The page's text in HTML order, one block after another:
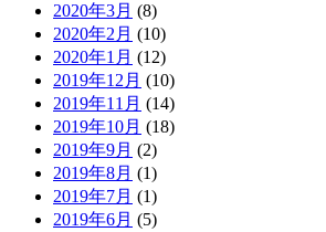
2020年3月 (8)
2020年2月 (10)
2020年1月 (12)
2019年12月 (10)
2019年11月 (14)
2019年10月 (18)
2019年9月 (2)
2019年8月 (1)
2019年7月 (1)
2019年6月 (5)